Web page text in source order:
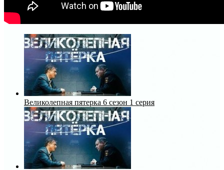
Великолепная пятерка 6 сезон 1 серия